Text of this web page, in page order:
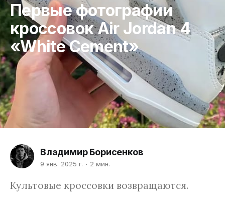
Первые фотографии
кроссовок Air Jordan 4
«White Cement»
Владимир Борисенков
9 янв. 2025 г. 2 мин.
Культовые кроссовки возвращаются.